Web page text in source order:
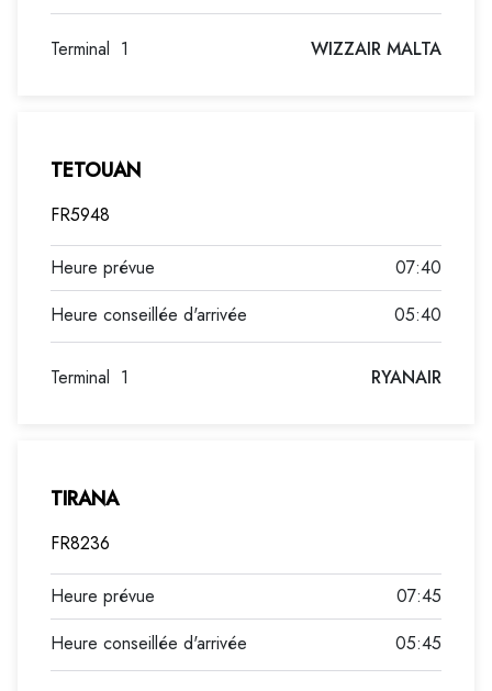
WIZZAIR MALTA
Terminal 1
FR5948
RYANAIR
TETOUAN
07:40
05:40
Terminal 1
FR8236
TIRANA
07:45
05:45